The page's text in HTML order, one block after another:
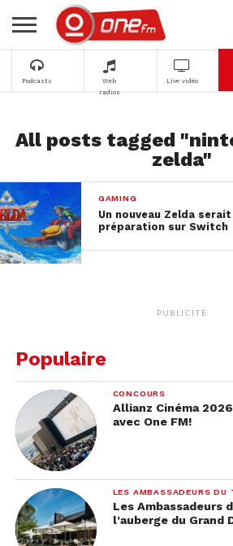
Podcasts
Web
radios
Live vidéo
All posts tagged
zelda"
GAMING
Un nouveau Zelda serait
préparation sur Switch
PUBLICITÉ
Populaire
CONCOURS
Allianz Cinéma
avec One FM!
LES AMBASSADEURS DU
Les Ambassadeurs
l’auberge du Grand